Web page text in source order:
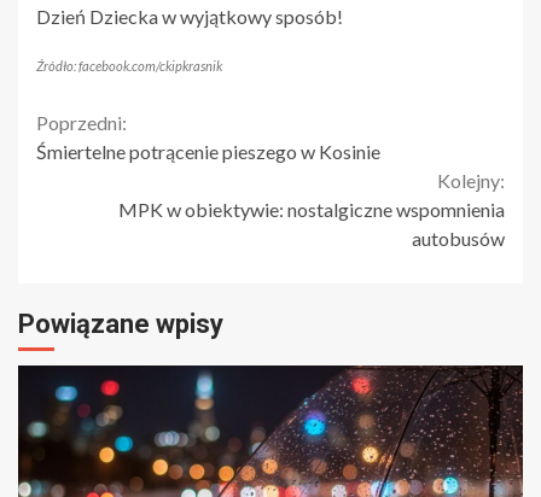
Dzień Dziecka w wyjątkowy sposób!
Źródło: facebook.com/ckipkrasnik
Continue
Reading
Poprzedni:
Śmiertelne potrącenie pieszego w Kosinie
Kolejny:
MPK w obiektywie: nostalgiczne wspomnienia
autobusów
Powiązane wpisy